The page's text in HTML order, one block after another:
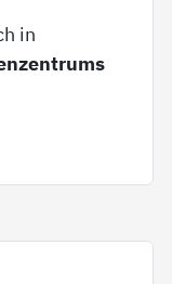
in